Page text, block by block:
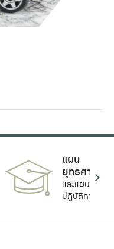
แผน
ยุทธศาสตร์
และแผน
ปฏิบัติการ